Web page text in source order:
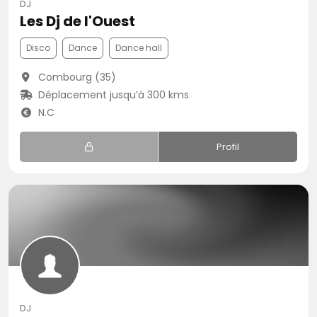
DJ
Les Dj de l'Ouest
Disco Dance Dance hall
Combourg (35)
Déplacement jusqu’à 300 kms
N.C
Profil
DJ